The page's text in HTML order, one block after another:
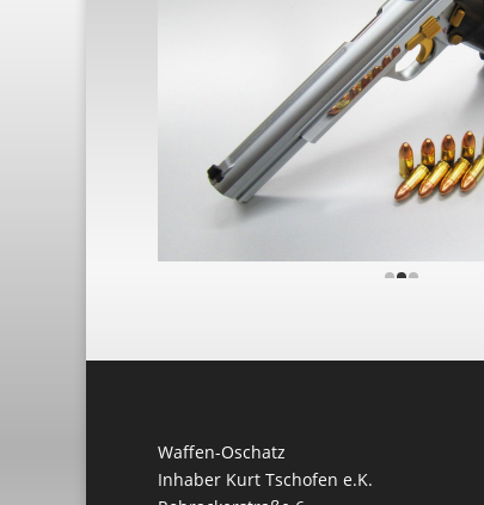
Waffen-Oschatz
Inhaber Kurt Tschofen e.K.